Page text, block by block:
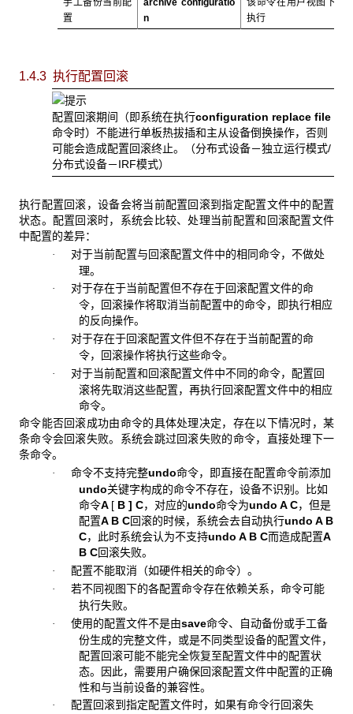
手工备份当前配
置
archive configuratio
n
该命令在用户视图下
执行
1.4.3 执行配置回滚
配置回滚期间（即系统在执行configuration replace file
命令时）不能进行单板热拔插和主从设备倒换操作，否则
可能会造成配置回滚终止。（分布式设备－独立运行模式/
分布式设备－IRF模式）
执行配置回滚，设备会将当前配置回滚到指定配置文件中的配置
状态。配置回滚时，系统会比较、处理当前配置和回滚配置文件
中配置的差异：
· 对于当前配置与回滚配置文件中的相同命令，不做处
理。
· 对于存在于当前配置但不存在于回滚配置文件的命
令，回滚操作将取消当前配置中的命令，即执行相应
的反向操作。
· 对于存在于回滚配置文件但不存在于当前配置的命
令，回滚操作将执行这些命令。
· 对于当前配置和回滚配置文件中不同的命令，配置回
滚将先取消这些配置，再执行回滚配置文件中的相应
命令。
命令能否回滚成功由命令的具体处理决定，存在以下情况时，某
条命令会回滚失败。系统会跳过回滚失败的命令，直接处理下一
条命令。
· 命令不支持完整undo命令，即直接在配置命令前添加
undo关键字构成的命令不存在，设备不识别。比如
命令A [B ] C，对应的undo命令为undo A C，但是
配置A B C回滚的时候，系统会去自动执行undo A B
C，此时系统会认为不支持undo A B C而造成配置A
B C回滚失败。
· 配置不能取消（如硬件相关的命令）。
· 若不同视图下的各配置命令存在依赖关系，命令可能
执行失败。
· 使用的配置文件不是由save命令、自动备份或手工备
份生成的完整文件，或是不同类型设备的配置文件，
配置回滚可能不能完全恢复至配置文件中的配置状
态。因此，需要用户确保回滚配置文件中配置的正确
性和与当前设备的兼容性。
· 配置回滚到指定配置文件时，如果有命令行回滚失